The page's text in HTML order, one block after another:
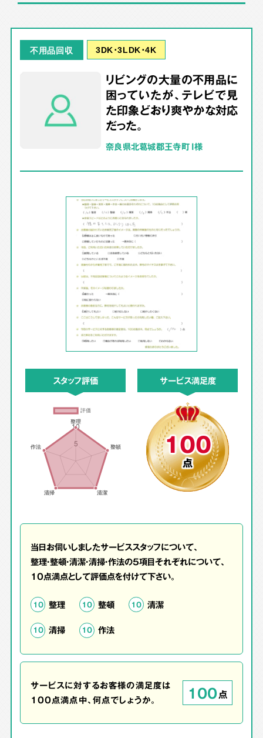
不用品回収 3DK･3LDK･4K
リビングの大量の不用品に
困っていたが、テレビで見
た印象どおり爽やかな対応
だった。
奈良県北葛城郡王寺町 I様
スタッフ評価 サービス満足度
100
点
当日お伺いしましたサービススタッフについて、
整理・整頓・清潔・清掃・作法の5項目それぞれについて、
10点満点として評価点を付けて下さい。
10 整理 10 整頓 10 清潔
10 清掃 10 作法
サービスに対するお客様の満足度は
100点満点中、何点でしょうか。
100点